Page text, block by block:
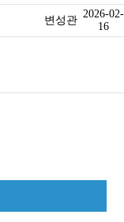
변성관
2026-02-
16